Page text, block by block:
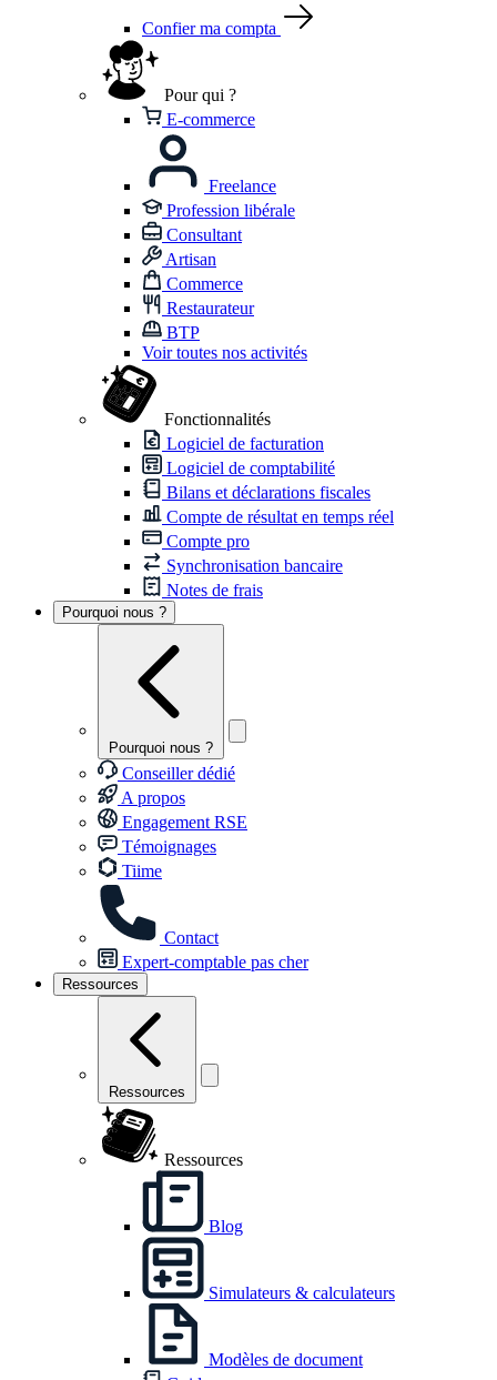
Confier ma compta
Pour qui ?
E-commerce
Freelance
Profession libérale
Consultant
Artisan
Commerce
Restaurateur
BTP
Voir toutes nos activités
Fonctionnalités
Logiciel de facturation
Logiciel de comptabilité
Bilans et déclarations fiscales
Compte de résultat en temps réel
Compte pro
Synchronisation bancaire
Notes de frais
Pourquoi nous ?
Pourquoi nous ?
Conseiller dédié
A propos
Engagement RSE
Témoignages
Tiime
Contact
Expert-comptable pas cher
Ressources
Ressources
Ressources
Blog
Simulateurs & calculateurs
Modèles de document